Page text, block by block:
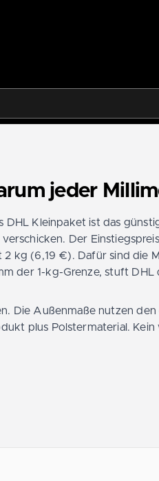
jeder
DHL Kleinpaket ist das
Der
2 kg (6,19 €). Dafür sind die
der 1-kg-Grenze, stuft DHL
Die Außenmaße nutzen den
plus Polstermaterial.